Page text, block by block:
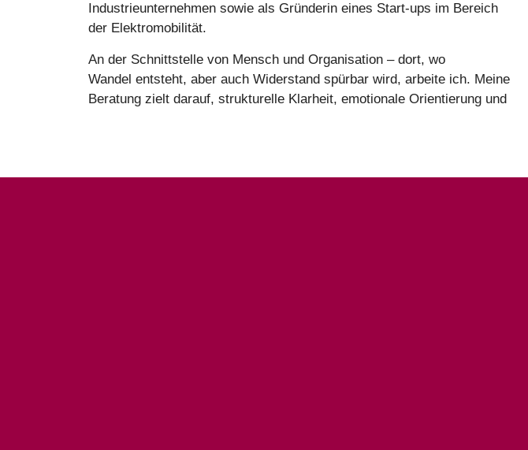
Industrieunternehmen sowie als Gründerin eines Start-ups im Bereich
der Elektromobilität.
An der Schnittstelle von Mensch und Organisation – dort, wo
Wandel entsteht, aber auch Widerstand spürbar wird, arbeite ich. Meine
Beratung zielt darauf, strukturelle Klarheit, emotionale Orientierung und